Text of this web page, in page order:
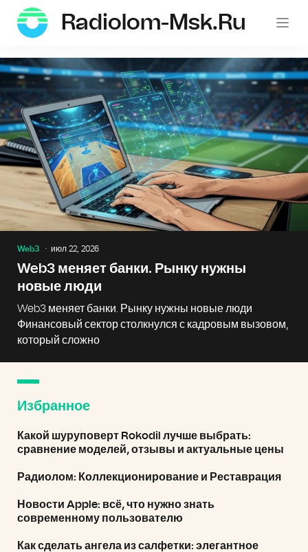
Radiolom-Msk.ru
Web3 июл 22, 2026
Web3 меняет банки. Рынку нужны
новые люди
Web3 меняет банки. Рынку нужны новые люди
Финансовый сектор столкнулся с кадровым вызовом,
который сложно
Избранное
Какой шуруповерт Rokodil лучше выбрать:
сравнение моделей, отзывы и актуальные цены
Радиолом: Коллекционирование и Реставрация
Новости Apple: всё, что нужно знать
современному пользователю
Как сделать ангела из салфетки: элегантное